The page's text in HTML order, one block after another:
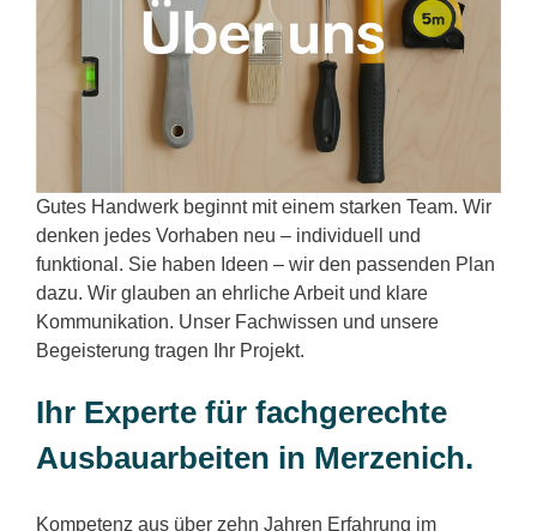
Gutes Handwerk beginnt mit einem starken Team. Wir
denken jedes Vorhaben neu – individuell und
funktional. Sie haben Ideen – wir den passenden Plan
dazu. Wir glauben an ehrliche Arbeit und klare
Kommunikation. Unser Fachwissen und unsere
Begeisterung tragen Ihr Projekt.
Ihr Experte für fachgerechte
Ausbauarbeiten in Merzenich.
Kompetenz aus über zehn Jahren Erfahrung im